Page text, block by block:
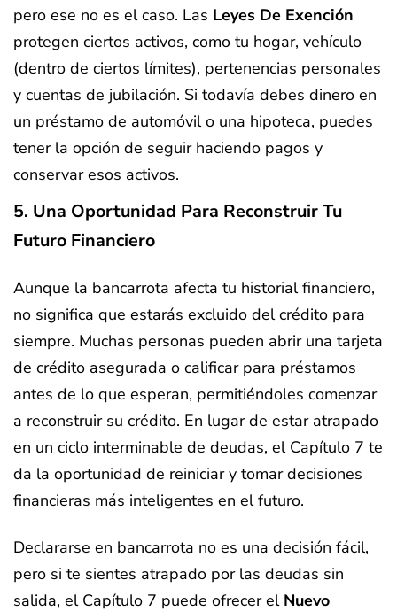
pero ese no es el caso. Las Leyes De Exención
protegen ciertos activos, como tu hogar, vehículo
(dentro de ciertos límites), pertenencias personales
y cuentas de jubilación. Si todavía debes dinero en
un préstamo de automóvil o una hipoteca, puedes
tener la opción de seguir haciendo pagos y
conservar esos activos.
5. Una Oportunidad Para Reconstruir Tu
Futuro Financiero
Aunque la bancarrota afecta tu historial financiero,
no significa que estarás excluido del crédito para
siempre. Muchas personas pueden abrir una tarjeta
de crédito asegurada o calificar para préstamos
antes de lo que esperan, permitiéndoles comenzar
a reconstruir su crédito. En lugar de estar atrapado
en un ciclo interminable de deudas, el Capítulo 7 te
da la oportunidad de reiniciar y tomar decisiones
financieras más inteligentes en el futuro.
Declararse en bancarrota no es una decisión fácil,
pero si te sientes atrapado por las deudas sin
salida, el Capítulo 7 puede ofrecer el Nuevo